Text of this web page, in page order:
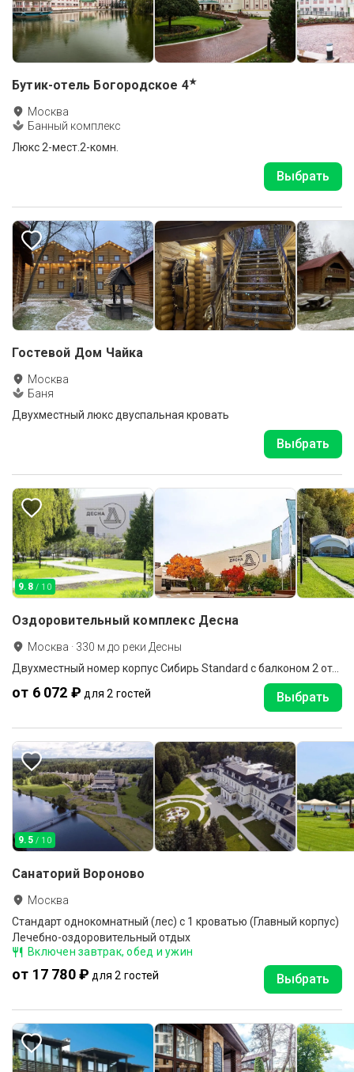
Бутик-отель Богородское 4★
Москва
Банный комплекс
Люкс 2-мест.2-комн.
Выбрать
Гостевой Дом Чайка
Москва
Баня
Двухместный люкс двуспальная кровать
Выбрать
9.8 / 10
Оздоровительный комплекс Десна
Москва · 330 м до реки Десны
Двухместный номер корпус Сибирь Standard с балконом 2 отдельные кровати
от 6 072 ₽ для 2 гостей Выбрать
9.5 / 10
Санаторий Вороново
Москва
Стандарт однокомнатный (лес) с 1 кроватью (Главный корпус)
Лечебно-оздоровительный отдых
Включен завтрак, обед и ужин
от 17 780 ₽ для 2 гостей Выбрать